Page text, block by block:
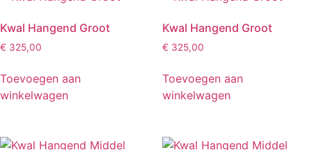
Kwal Hangend Groot
€ 325,00
Toevoegen aan
winkelwagen
Kwal Hangend Groot
€ 325,00
Toevoegen aan
winkelwagen